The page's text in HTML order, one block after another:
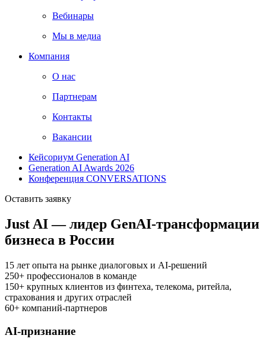
Вебинары
Мы в медиа
Компания
О нас
Партнерам
Контакты
Вакансии
Кейсориум Generation AI
Generation AI Awards 2026
Конференция CONVERSATIONS
Оставить заявку
Just AI — лидер GenAI-трансформации
бизнеса в России
15 лет опыта на рынке диалоговых и AI-решений
250+ профессионалов в команде
150+ крупных клиентов из финтеха, телекома, ритейла,
страхования и других отраслей
60+ компаний-партнеров
AI-признание